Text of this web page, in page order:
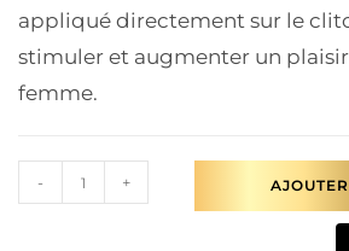
appliqué directement sur le
stimuler et augmenter un
femme.
- +